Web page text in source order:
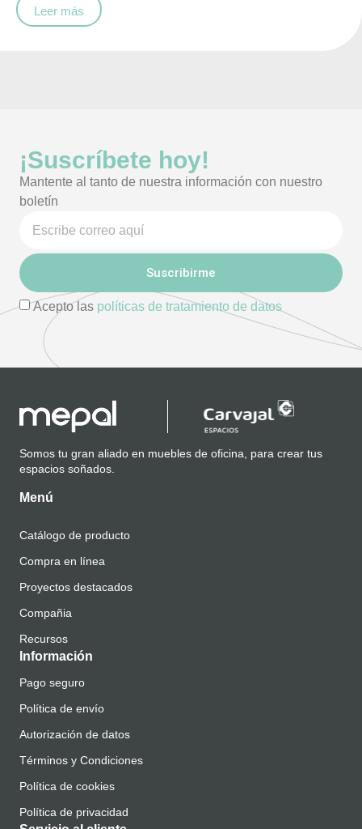
Leer más
¡Suscríbete hoy!
Mantente al tanto de nuestra información con nuestro
boletín
Acepto las políticas de tratamiento de datos
Suscribirme
Somos tu gran aliado en muebles de oficina, para crear tus
espacios soñados.
Menú
Catálogo de producto
Compra en línea
Proyectos destacados
Compañia
Recursos
Información
Pago seguro
Política de envío
Autorización de datos
Términos y Condiciones
Política de cookies
Política de privacidad